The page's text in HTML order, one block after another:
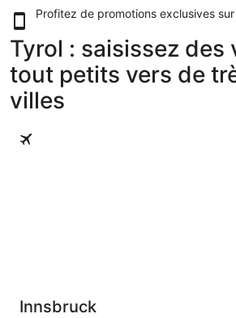
Profitez de promotions exclusives sur
Tyrol : saisissez des
tout petits vers de
villes
Innsbruck
Innsbruck